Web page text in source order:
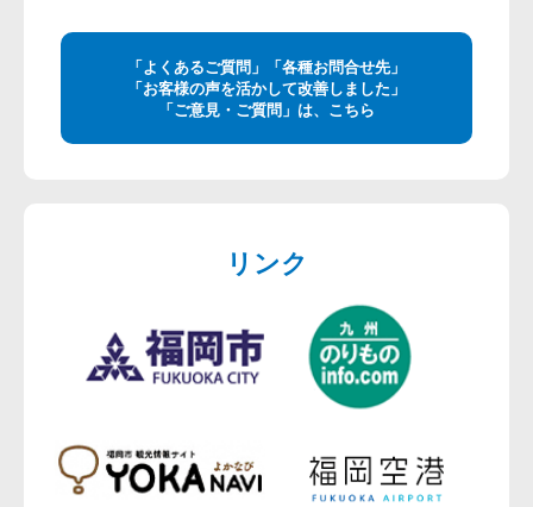
「よくあるご質問」「各種お問合せ先」
「お客様の声を活かして改善しました」
「ご意見・ご質問」は、こちら
リンク